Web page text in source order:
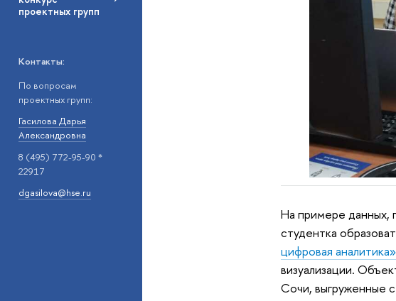
проектных групп
Контакты:
По вопросам
проектных групп:
Гасилова Дарья
Александровна
8 (495) 772-95-90 *
22917
dgasilova@hse.ru
На примере данных,
студентка
цифровая аналитика»
визуализации.
Сочи, выгруженные